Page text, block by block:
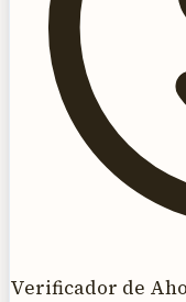
Verificador de